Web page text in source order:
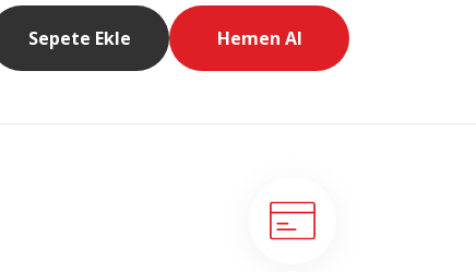
Sepete Ekle Hemen Al